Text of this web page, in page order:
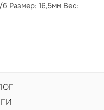
Размер: 16,5мм Вес: